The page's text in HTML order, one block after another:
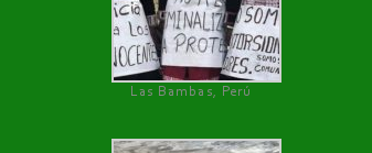
Las Bambas, Perú